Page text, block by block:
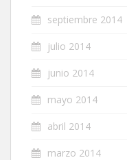
septiembre 2014
julio 2014
junio 2014
mayo 2014
abril 2014
marzo 2014